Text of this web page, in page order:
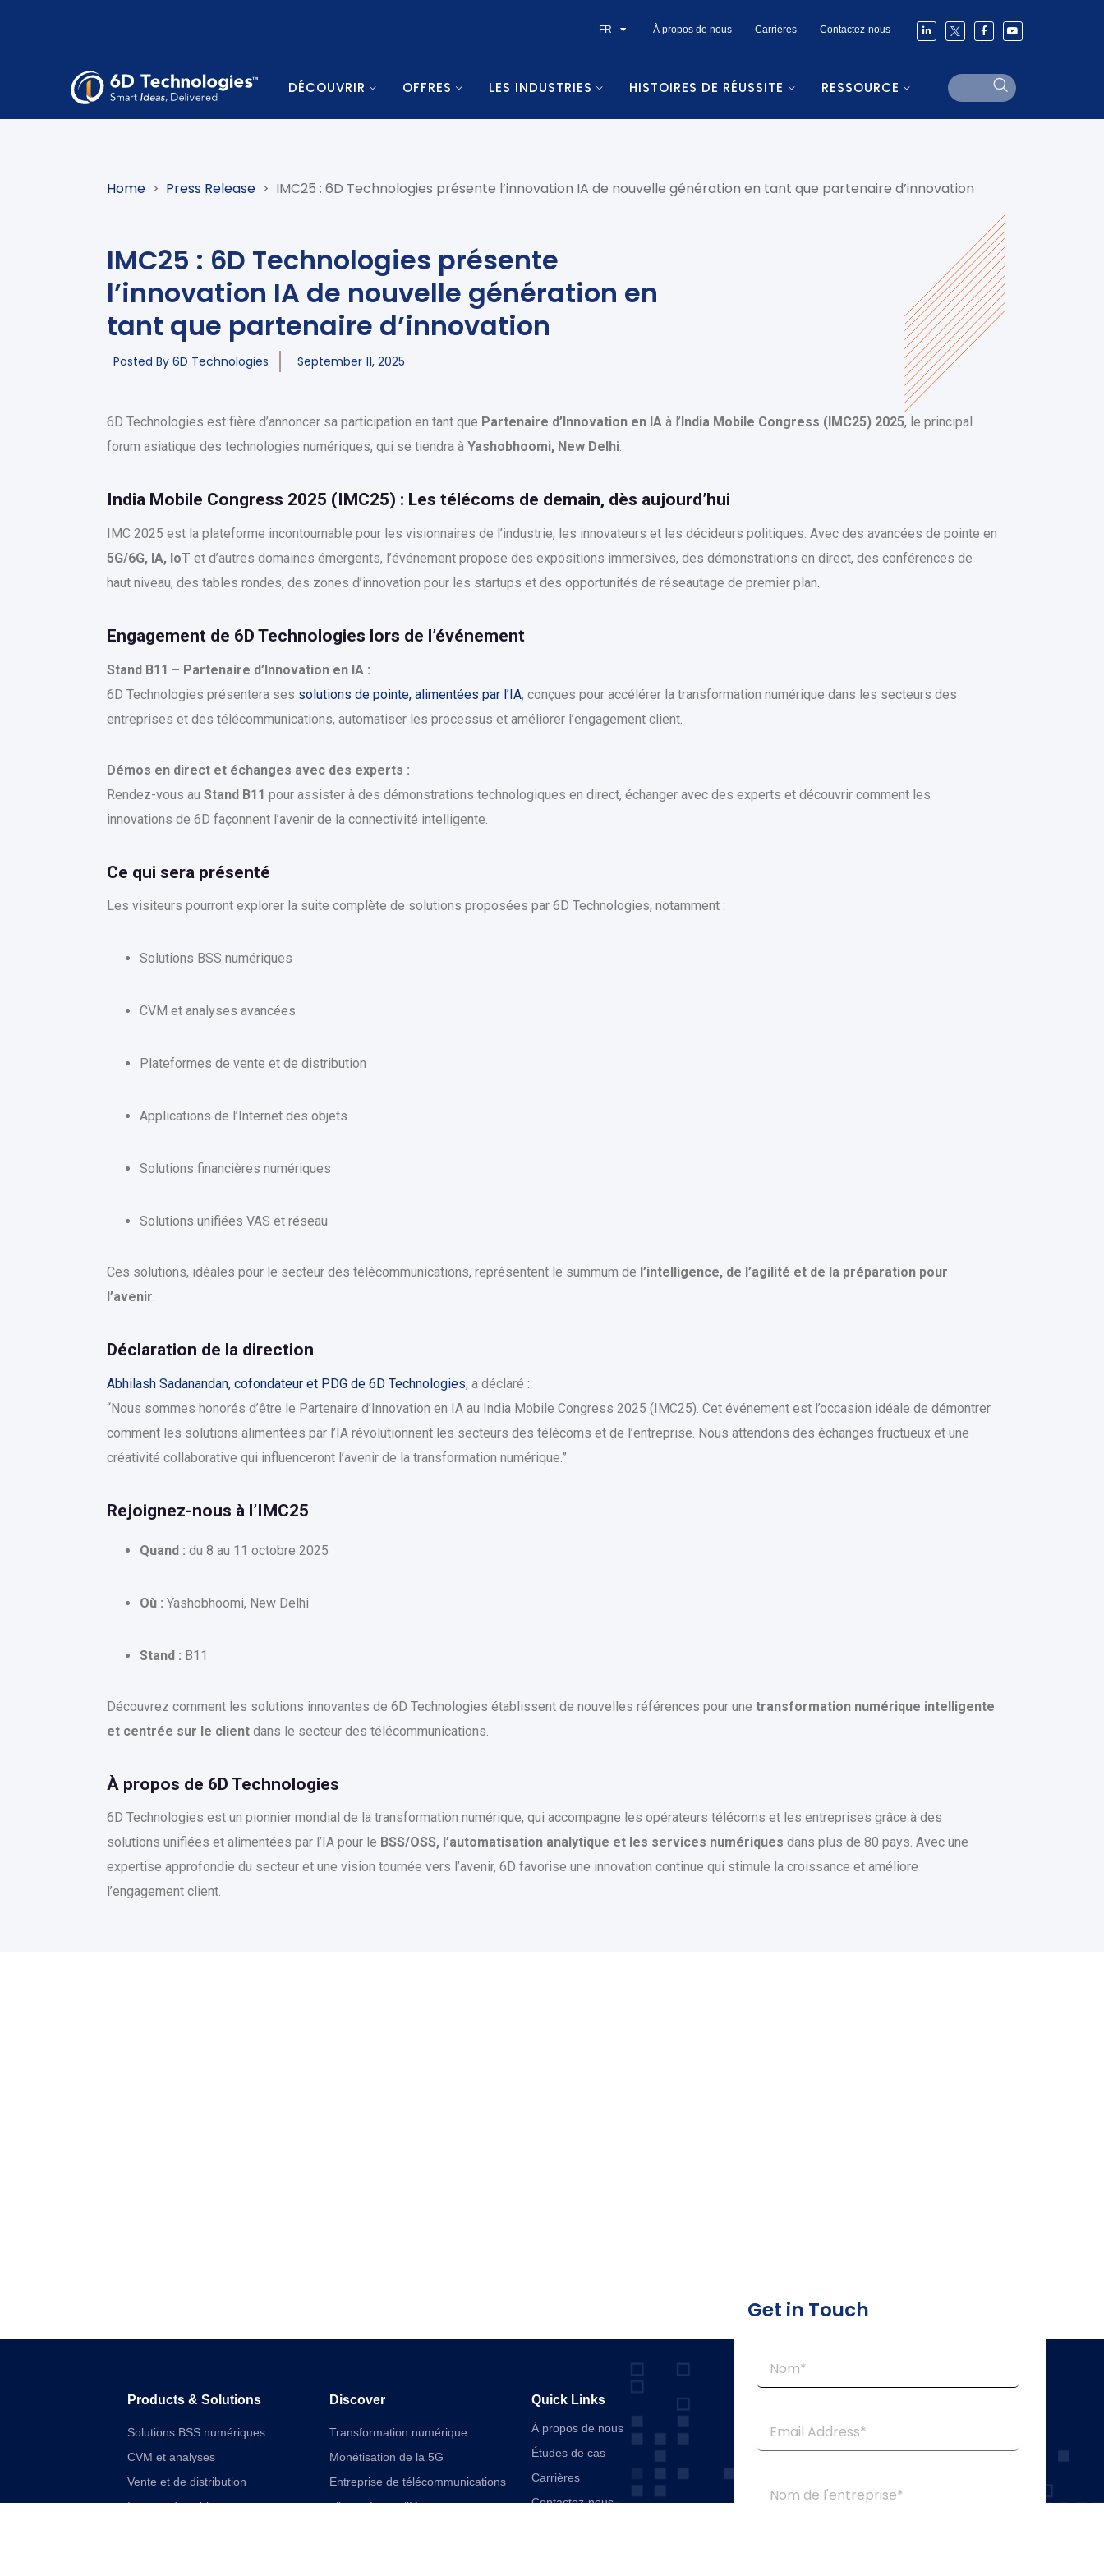
FR À propos de nous Carrières Contactez-nous
DÉCOUVRIR OFFRES LES INDUSTRIES HISTOIRES DE RÉUSSITE RESSOURCE
Home > Press Release > IMC25 : 6D Technologies présente l’innovation IA de nouvelle génération en tant que partenaire d’innovation
IMC25 : 6D Technologies présente
l’innovation IA de nouvelle génération en
tant que partenaire d’innovation
Posted By 6D Technologies September 11, 2025
6D Technologies est fière d’annoncer sa participation en tant que Partenaire d’Innovation en IA à l’ India Mobile Congress (IMC25) 2025, le principal
forum asiatique des technologies numériques, qui se tiendra à Yashobhoomi, New Delhi.
India Mobile Congress 2025 (IMC25) : Les télécoms de demain, dès aujourd’hui
IMC 2025 est la plateforme incontournable pour les visionnaires de l’industrie, les innovateurs et les décideurs politiques. Avec des avancées de pointe en
5G/6G, IA, IoT et d’autres domaines émergents, l’événement propose des expositions immersives, des démonstrations en direct, des conférences de
haut niveau, des tables rondes, des zones d’innovation pour les startups et des opportunités de réseautage de premier plan.
Engagement de 6D Technologies lors de l’événement
Stand B11 – Partenaire d’Innovation en IA :
6D Technologies présentera ses solutions de pointe, alimentées par l’IA, conçues pour accélérer la transformation numérique dans les secteurs des
entreprises et des télécommunications, automatiser les processus et améliorer l’engagement client.
Démos en direct et échanges avec des experts :
Rendez-vous au Stand B11 pour assister à des démonstrations technologiques en direct, échanger avec des experts et découvrir comment les
innovations de 6D façonnent l’avenir de la connectivité intelligente.
Ce qui sera présenté
Les visiteurs pourront explorer la suite complète de solutions proposées par 6D Technologies, notamment :
Solutions BSS numériques
CVM et analyses avancées
Plateformes de vente et de distribution
Applications de l’Internet des objets
Solutions financières numériques
Solutions unifiées VAS et réseau
Ces solutions, idéales pour le secteur des télécommunications, représentent le summum de l’intelligence, de l’agilité et de la préparation pour
l’avenir.
Déclaration de la direction
Abhilash Sadanandan, cofondateur et PDG de 6D Technologies, a déclaré :
“Nous sommes honorés d’être le Partenaire d’Innovation en IA au India Mobile Congress 2025 (IMC25). Cet événement est l’occasion idéale de démontrer
comment les solutions alimentées par l’IA révolutionnent les secteurs des télécoms et de l’entreprise. Nous attendons des échanges fructueux et une
créativité collaborative qui influenceront l’avenir de la transformation numérique.”
Rejoignez-nous à l’IMC25
Quand : du 8 au 11 octobre 2025
Où : Yashobhoomi, New Delhi
Stand : B11
Découvrez comment les solutions innovantes de 6D Technologies établissent de nouvelles références pour une transformation numérique intelligente
et centrée sur le client dans le secteur des télécommunications.
À propos de 6D Technologies
6D Technologies est un pionnier mondial de la transformation numérique, qui accompagne les opérateurs télécoms et les entreprises grâce à des
solutions unifiées et alimentées par l’IA pour le BSS/OSS, l’automatisation analytique et les services numériques dans plus de 80 pays. Avec une
expertise approfondie du secteur et une vision tournée vers l’avenir, 6D favorise une innovation continue qui stimule la croissance et améliore
l’engagement client.
Products & Solutions
Solutions BSS numériques
CVM et analyses
Vente et de distribution
Internet des objets
Discover
Transformation numérique
Monétisation de la 5G
Entreprise de télécommunications
alimentée par l’IA
Quick Links
À propos de nous
Études de cas
Carrières
Contactez-nous
Get in Touch